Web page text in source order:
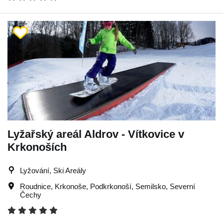
Lyžařský areál Aldrov - Vítkovice v
Krkonoších
Lyžování, Ski Areály
Roudnice, Krkonoše, Podkrkonoší, Semilsko, Severní
Čechy